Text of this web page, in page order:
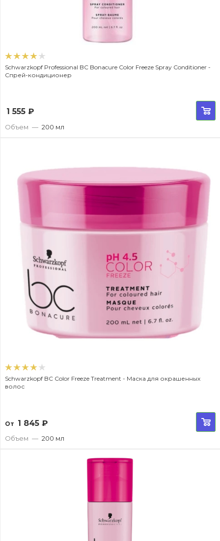
Schwarzkopf Professional BC Bonacure Color Freeze Spray Conditioner -
Спрей-кондиционер
1 555 ₽
Объем — 200 мл
Schwarzkopf BC Color Freeze Treatment - Маска для окрашенных
волос
От 1 845 ₽
Объем — 200 мл